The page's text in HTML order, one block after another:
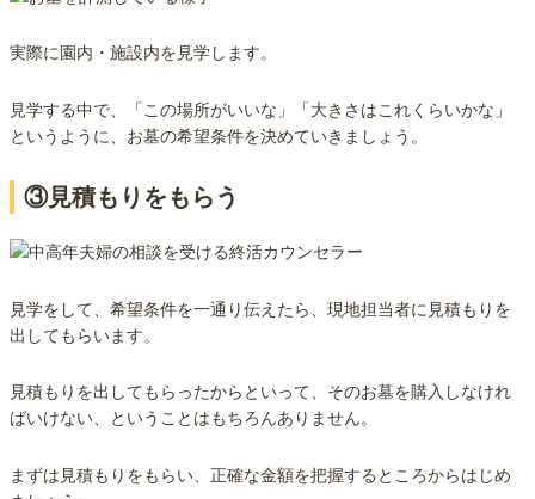
実際に園内・施設内を見学します。
見学する中で、「この場所がいいな」「大きさはこれくらいかな」
というように、お墓の希望条件を決めていきましょう。
③見積もりをもらう
見学をして、希望条件を一通り伝えたら、現地担当者に見積もりを
出してもらいます。
見積もりを出してもらったからといって、そのお墓を購入しなけれ
ばいけない、ということはもちろんありません。
まずは見積もりをもらい、正確な金額を把握するところからはじめ